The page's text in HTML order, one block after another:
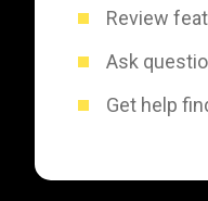
Review
Ask
Get help